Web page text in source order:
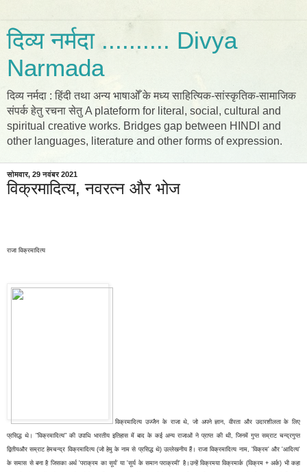
दिव्य नर्मदा .......... Divya
Narmada
दिव्य नर्मदा : हिंदी तथा अन्य भाषाओँ के मध्य साहित्यिक-सांस्कृतिक-सामाजिक
संपर्क हेतु रचना सेतु A plateform for literal, social, cultural and
spiritual creative works. Bridges gap between HINDI and
other languages, literature and other forms of expression.
सोमवार, 29 नवंबर 2021
विक्रमादित्य, नवरत्न और भोज
राजा विक्रमादित्य
विक्रमादित्य उज्जैन के राजा थे, जो अपने ज्ञान, वीरता और उदारशीलता के लिए
प्रसिद्ध थे। "विक्रमादित्य" की उपाधि भारतीय इतिहास में बाद के कई अन्य राजाओं ने प्राप्त की थी, जिनमें गुप्त सम्राट चन्द्रगुप्त
द्वितीयऔर सम्राट हेमचन्द्र विक्रमादित्य (जो हेमु के नाम से प्रसिद्ध थे) उल्लेखनीय हैं। राजा विक्रमादित्य नाम, 'विक्रम' और 'आदित्य'
के समास से बना है जिसका अर्थ 'पराक्रम का सूर्य' या 'सूर्य के समान पराक्रमी' है।उन्हें विक्रमया विक्रमार्क (विक्रम + अर्क) भी कहा